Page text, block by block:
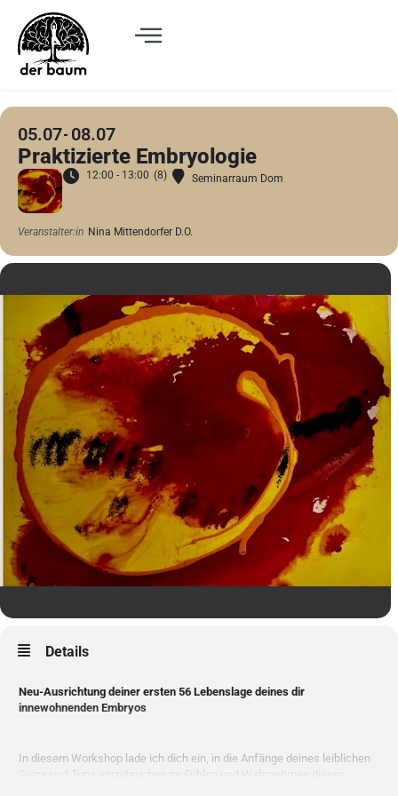
05.07 08.07
Praktizierte Embryologie
12:00 - 13:00 (8) Seminarraum Dom
Veranstalter:in Nina Mittendorfer D.O.
Details
Neu-Ausrichtung deiner ersten 56 Lebenslage deines dir
innewohnenden Embryos
In diesem Workshop lade ich dich ein, in die Anfänge deines leiblichen
Seins und Tuns einzutauchen im Fühlen und Wahrnehmen dieser